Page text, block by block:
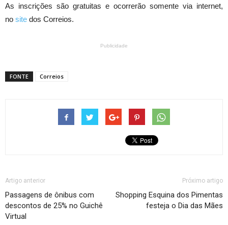
As inscrições são gratuitas e ocorrerão somente via internet,
no site dos Correios.
Publicidade
FONTE Correios
Artigo anterior
Passagens de ônibus com
descontos de 25% no Guichê
Virtual
Próximo artigo
Shopping Esquina dos Pimentas
festeja o Dia das Mães